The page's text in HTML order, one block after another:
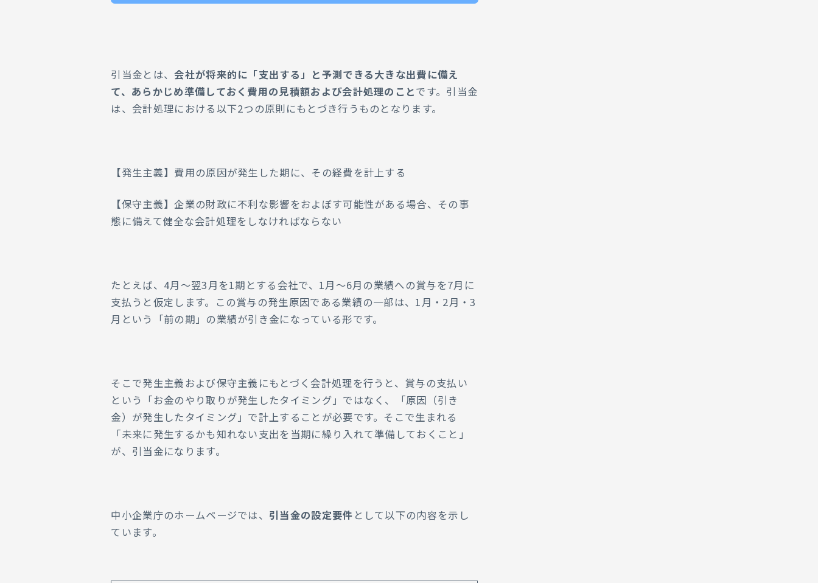
引当金とは、会社が将来的に「支出する」と予測できる大きな出費に備え
て、あらかじめ準備しておく費用の見積額および会計処理のことです。引当金
は、会計処理における以下2つの原則にもとづき行うものとなります。
【発生主義】費用の原因が発生した期に、その経費を計上する
【保守主義】企業の財政に不利な影響をおよぼす可能性がある場合、その事
態に備えて健全な会計処理をしなければならない
たとえば、4月～翌3月を1期とする会社で、1月～6月の業績への賞与を7月に
支払うと仮定します。この賞与の発生原因である業績の一部は、1月・2月・3
月という「前の期」の業績が引き金になっている形です。
そこで発生主義および保守主義にもとづく会計処理を行うと、賞与の支払い
という「お金のやり取りが発生したタイミング」ではなく、「原因（引き
金）が発生したタイミング」で計上することが必要です。そこで生まれる
「未来に発生するかも知れない支出を当期に繰り入れて準備しておくこと」
が、引当金になります。
中小企業庁のホームページでは、 引当金の設定要件 として以下の内容を示し
ています。